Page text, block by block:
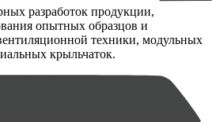
разработок продукции,
опытных образцов и
техники, модульных
крыльчаток.